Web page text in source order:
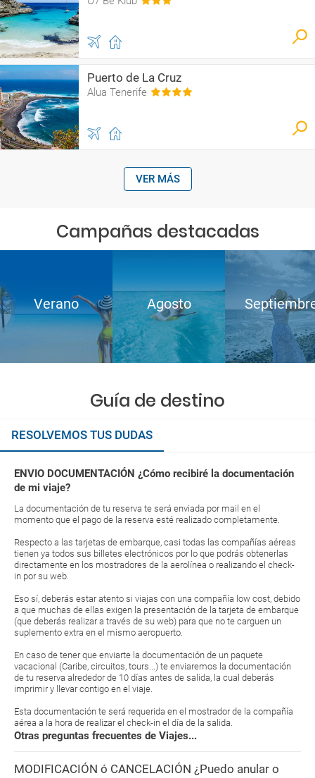
Puerto de La Cruz
Alua Tenerife
VER MÁS
Campañas destacadas
Verano Agosto
Guía de destino
RESOLVEMOS TUS DUDAS
ENVIO DOCUMENTACIÓN ¿Cómo recibiré la documentación
de mi viaje?
La documentación de tu reserva te será enviada por mail en el
momento que el pago de la reserva esté realizado completamente.
Respecto a las tarjetas de embarque, casi todas las compañías aéreas
tienen ya todos sus billetes electrónicos por lo que podrás obtenerlas
directamente en los mostradores de la aerolínea o realizando el check-
in por su web.
Eso sí, deberás estar atento si viajas con una compañía low cost, debido
a que muchas de ellas exigen la presentación de la tarjeta de embarque
(que deberás realizar a través de su web) para que no te carguen un
suplemento extra en el mismo aeropuerto.
En caso de tener que enviarte la documentación de un paquete
vacacional (Caribe, circuitos, tours...) te enviaremos la documentación
de tu reserva alrededor de 10 días antes de salida, la cual deberás
imprimir y llevar contigo en el viaje.
Esta documentación te será requerida en el mostrador de la compañía
aérea a la hora de realizar el check-in el día de la salida.
Otras preguntas frecuentes de Viajes...
MODIFICACIÓN ó CANCELACIÓN ¿Puedo anular o